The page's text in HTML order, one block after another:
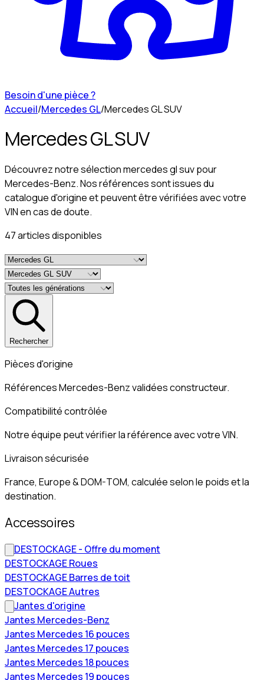
Besoin d'une pièce ?
Accueil/Mercedes GL/Mercedes GL SUV
Mercedes GL SUV
Découvrez notre sélection mercedes gl suv pour
Mercedes-Benz. Nos références sont issues du
catalogue d'origine et peuvent être vérifiées avec votre
VIN en cas de doute.
47articlesdisponibles
Rechercher
Pièces d'origine
Références Mercedes-Benz validées constructeur.
Compatibilité contrôlée
Notre équipe peut vérifier la référence avec votre VIN.
Livraison sécurisée
France, Europe & DOM-TOM, calculée selon le poids et la
destination.
Accessoires
DESTOCKAGE - Offre du moment
DESTOCKAGE Roues
DESTOCKAGE Barres de toit
DESTOCKAGE Autres
Jantes d'origine
Jantes Mercedes-Benz
Jantes Mercedes 16 pouces
Jantes Mercedes 17 pouces
Jantes Mercedes 18 pouces
Jantes Mercedes 19 pouces